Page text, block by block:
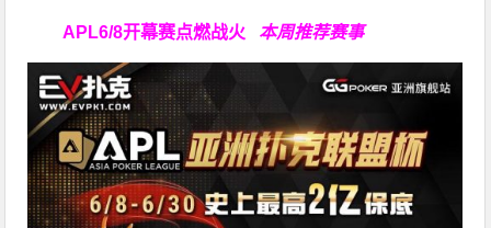
APL6/8开幕赛点燃战火 本周推荐赛事